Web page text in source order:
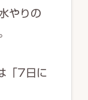
やりの
「7日に